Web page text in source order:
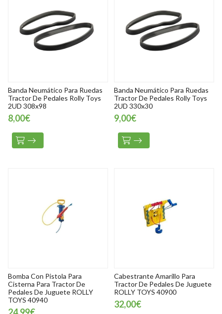
Banda Neumático Para Ruedas
Tractor De Pedales Rolly Toys
2UD 308x98
8,00€
Banda Neumático Para Ruedas
Tractor De Pedales Rolly Toys
2UD 330x30
9,00€
Bomba Con Pistola Para
Cisterna Para Tractor De
Pedales De Juguete ROLLY
TOYS 40940
Cabestrante Amarillo Para
Tractor De Pedales De Juguete
ROLLY TOYS 40900
32,00€